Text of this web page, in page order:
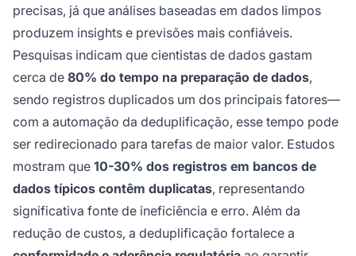
precisas, já que análises baseadas em dados limpos
produzem insights e previsões mais confiáveis.
Pesquisas indicam que cientistas de dados gastam
cerca de 80% do tempo na preparação de dados,
sendo registros duplicados um dos principais fatores—
com a automação da deduplificação, esse tempo pode
ser redirecionado para tarefas de maior valor. Estudos
mostram que 10-30% dos registros em bancos de
dados típicos contêm duplicatas, representando
significativa fonte de ineficiência e erro. Além da
redução de custos, a deduplificação fortalece a